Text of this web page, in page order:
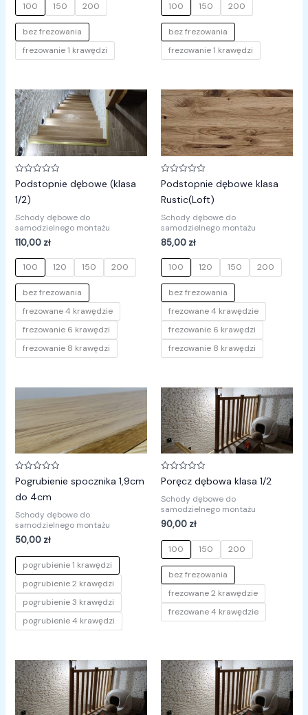
100 150 200
bez frezowania
frezowanie 1 krawędzi
100 150 200
bez frezowania
frezowanie 1 krawędzi
Oceniono
0
na
5
Podstopnie dębowe (klasa
1/2)
Schody dębowe do
samodzielnego montażu
110,00 zł
100 120 150 200
bez frezowania
frezowane 4 krawędzie
frezowanie 6 krawędzi
frezowanie 8 krawędzi
Oceniono
0
na
5
Podstopnie dębowe klasa
Rustic(Loft)
Schody dębowe do
samodzielnego montażu
85,00 zł
100 120 150 200
bez frezowania
frezowane 4 krawędzie
frezowanie 6 krawędzi
frezowanie 8 krawędzi
Oceniono
0
na
5
Pogrubienie spocznika 1,9cm
do 4cm
Schody dębowe do
samodzielnego montażu
50,00 zł
pogrubienie 1 krawędzi
pogrubienie 2 krawędzi
pogrubienie 3 krawędzi
pogrubienie 4 krawędzi
Oceniono
0
5
Poręcz dębowa klasa 1/2
Schody dębowe do
samodzielnego montażu
90,00 zł
100 150 200
bez frezowania
frezowane 2 krawędzie
frezowane 4 krawędzie
Zakres
cen:
od
110,00 zł
do